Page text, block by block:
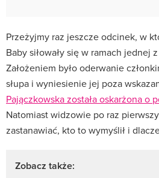
Przeżyjmy raz jeszcze odcinek, w
Baby siłowały się w ramach jednej
Założeniem było oderwanie
słupa i wyniesienie jej poza
Pajączkowska została oskarżona o
Natomiast widzowie po raz
zastanawiać, kto to wymyślił i
Zobacz także: